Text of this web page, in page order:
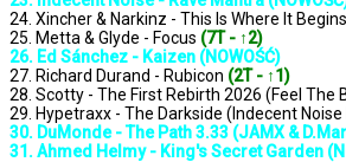
24. Xincher & Narkinz - This Is Where It Begins
25. Metta & Glyde - Focus (7T - ↑2)
26. Ed Sánchez - Kaizen (NOWOŚĆ)
27. Richard Durand - Rubicon (2T - ↑1)
28. Scotty - The First Rebirth 2026 (Feel The
29. Hypetraxx - The Darkside (Indecent
30. DuMonde - The Path 3.33 (JAMX &
31. Ahmed Helmy - King's Secret Garden